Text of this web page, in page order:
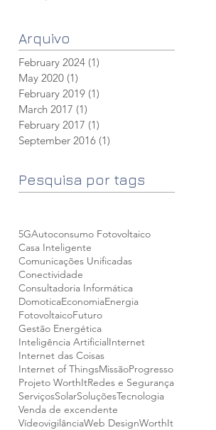
Arquivo
February 2024 (1)
May 2020 (1)
February 2019 (1)
March 2017 (1)
February 2017 (1)
September 2016 (1)
Pesquisa por tags
5GAutoconsumo Fotovoltaico
Casa Inteligente
Comunicações Unificadas
Conectividade
Consultadoria Informática
DomoticaEconomiaEnergia
FotovoltaicoFuturo
Gestão Energética
Inteligência ArtificialInternet
Internet das Coisas
Internet of ThingsMissãoProgresso
Projeto WorthItRedes e Segurança
ServiçosSolarSoluçõesTecnologia
Venda de excendente
VídeovigilânciaWeb DesignWorthIt